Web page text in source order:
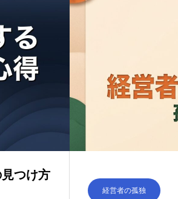
つけ方
経営者の孤独